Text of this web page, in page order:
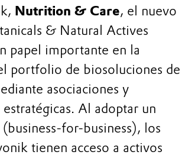
Nutrition & Care, el nuevo
& Natural Actives
papel importante en la
portfolio de biosoluciones de
asociaciones y
Al adoptar un
for-business), los
tienen acceso a activos